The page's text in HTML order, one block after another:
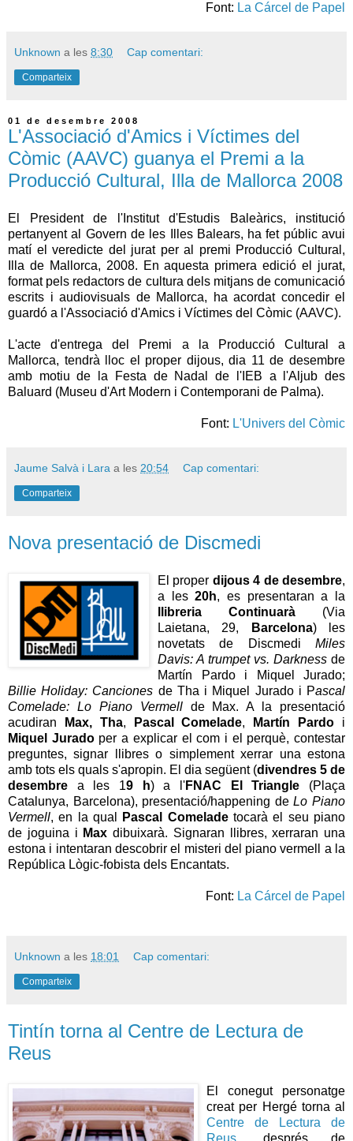
Font: La Cárcel de Papel
Unknown a les 8:30 Cap comentari:
Comparteix
01 de desembre 2008
L'Associació d'Amics i Víctimes del
Còmic (AAVC) guanya el Premi a la
Producció Cultural, Illa de Mallorca 2008
El President de l'Institut d'Estudis Baleàrics, institució
pertanyent al Govern de les Illes Balears, ha fet públic avui
matí el veredicte del jurat per al premi Producció Cultural,
Illa de Mallorca, 2008. En aquesta primera edició el jurat,
format pels redactors de cultura dels mitjans de comunicació
escrits i audiovisuals de Mallorca, ha acordat concedir el
guardó a l'Associació d'Amics i Víctimes del Còmic (AAVC).
L'acte d'entrega del Premi a la Producció Cultural a
Mallorca, tendrà lloc el proper dijous, dia 11 de desembre
amb motiu de la Festa de Nadal de l'IEB a l'Aljub des
Baluard (Museu d'Art Modern i Contemporani de Palma).
Font: L'Univers del Còmic
Jaume Salvà i Lara a les 20:54 Cap comentari:
Comparteix
Nova presentació de Discmedi
El proper dijous 4 de desembre,
a les20h, es presentaran a la
llibreria Continuarà (Via
Laietana, 29,
Barcelona) les
novetats de Discmedi Miles
Davis: A trumpet vs. Darkness de
Martín Pardo i Miquel Jurado;
Billie Holiday: Canciones de Tha i Miquel Jurado i Pascal
Comelade: Lo Piano Vermellde Max. A la presentació
acudiran
Max, Tha, Pascal Comelade, Martín Pardo i
Miquel Juradoper a explicar el com i el perquè, contestar
preguntes, signar llibres o simplement xerrar una estona
amb tots els quals s'apropin. El dia següent (divendres 5 de
desembre a les 19 h) a l'FNAC El Triangle (Plaça
Catalunya, Barcelona), presentació/happening deLo Piano
Vermell, en la qual Pascal Comeladetocarà el seu piano
de joguina i Max dibuixarà. Signaran llibres, xerraran una
estona i intentaran descobrir el misteri del piano vermell a la
República Lògic-fobista dels Encantats.
Font: La Cárcel de Papel
Unknown a les 18:01 Cap comentari:
Comparteix
Tintín torna al Centre de Lectura de
Reus
El conegut personatge
creat per Hergé torna al
Centre de Lectura de
Reus , després de